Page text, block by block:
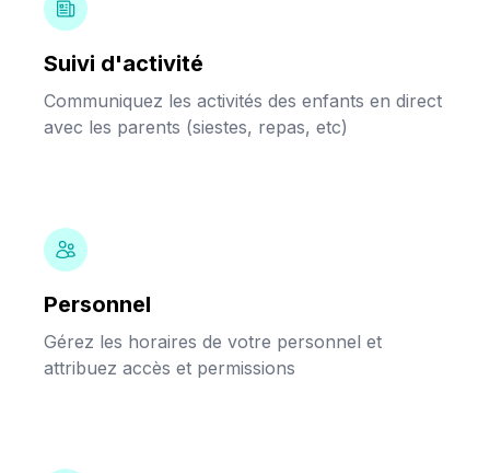
Suivi d'activité
Communiquez les activités des enfants en direct
avec les parents (siestes, repas, etc)
Personnel
Gérez les horaires de votre personnel et
attribuez accès et permissions